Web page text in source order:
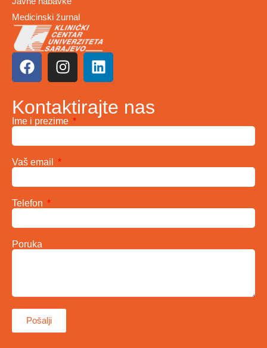
Medicinski žurnal
Kontaktirajte nas
Ime i prezime
Vaš email
Telefon
Poruka
Pošalji